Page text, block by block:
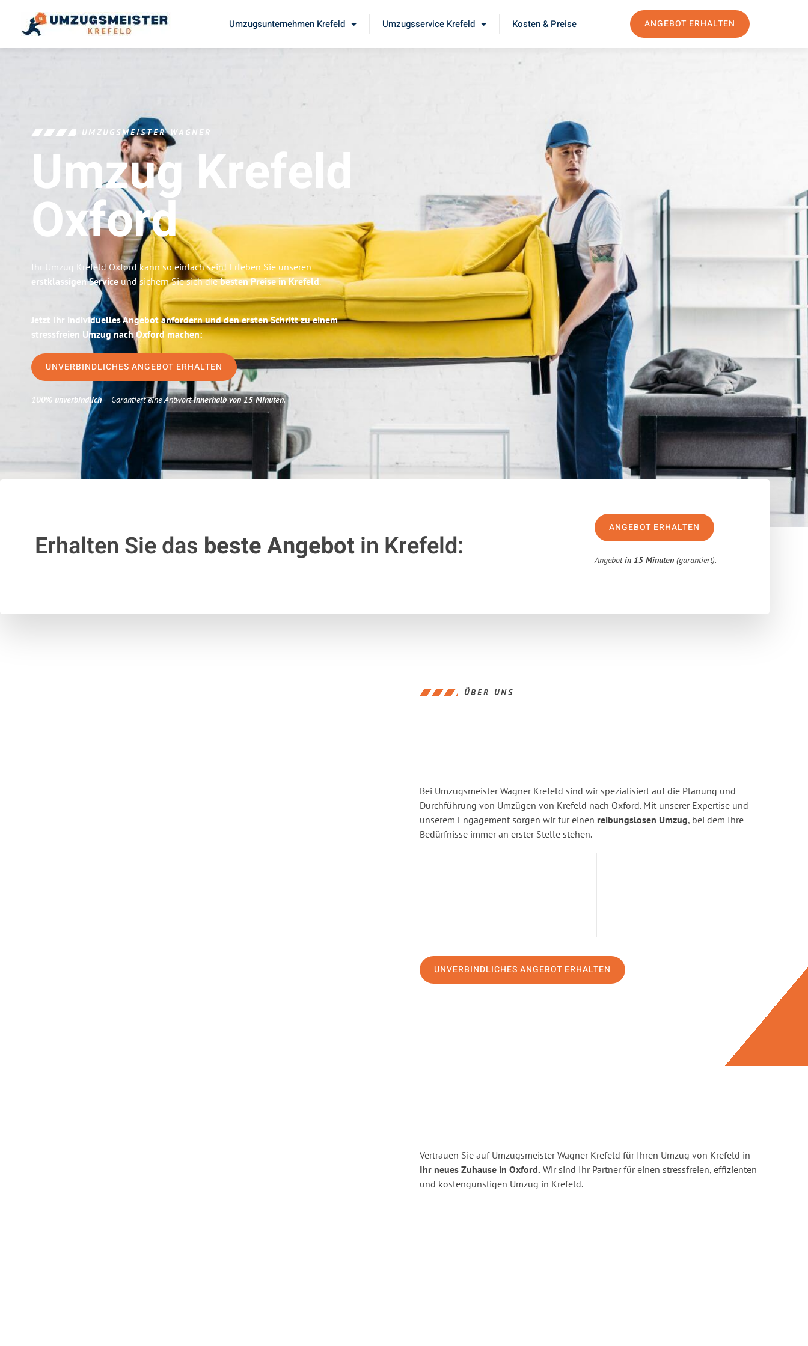
Umzugsunternehmen Krefeld Umzugsservice Krefeld Kosten & Preise ANGEBOT ERHALTEN
UMZUGSMEISTER WAGNER
Umzug Krefeld
Oxford
Ihr Umzug Krefeld Oxford kann so einfach sein! Erleben Sie unseren
erstklassigen Service und sichern Sie sich diebesten Preise in Krefeld.
Jetzt Ihr individuelles Angebot anfordern und den ersten Schritt zu einem
stressfreien Umzug nach Oxford machen:
UNVERBINDLICHES ANGEBOT ERHALTEN
100% unverbindlich– Garantiert eine Antwortinnerhalb von 15 Minuten.
Erhalten Sie das beste Angebotin Krefeld:
ANGEBOT ERHALTEN
Angebotin 15 Minuten (garantiert).
ÜBER UNS
Bei Umzugsmeister Wagner Krefeld sind wir spezialisiert auf die Planung und
Durchführung von Umzügen von Krefeld nach Oxford. Mit unserer Expertise und
unserem Engagement sorgen wir für einen reibungslosen Umzug, bei dem Ihre
Bedürfnisse immer an erster Stelle stehen.
UNVERBINDLICHES ANGEBOT ERHALTEN
Vertrauen Sie auf Umzugsmeister Wagner Krefeld für Ihren Umzug von Krefeld in
Ihr neues Zuhause in Oxford. Wir sind Ihr Partner für einen stressfreien, effizienten
und kostengünstigen Umzug in Krefeld.